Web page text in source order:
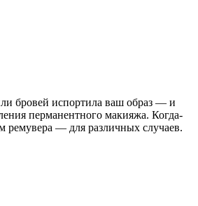
бровей испортила ваш образ — и
перманентного макияжа. Когда-
ремувера — для различных случаев.